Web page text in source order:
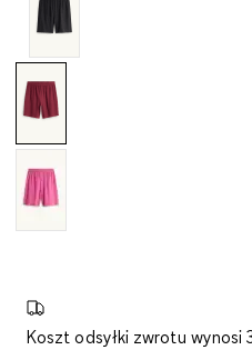
Koszt odsyłki zwrotu wynosi